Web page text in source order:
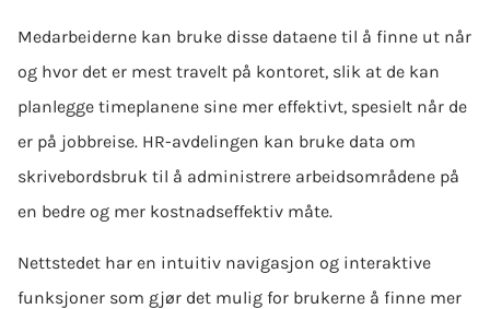
Medarbeiderne kan bruke disse dataene til å finne ut når
og hvor det er mest travelt på kontoret, slik at de kan
planlegge timeplanene sine mer effektivt, spesielt når de
er på jobbreise. HR-avdelingen kan bruke data om
skrivebordsbruk til å administrere arbeidsområdene på
en bedre og mer kostnadseffektiv måte.
Nettstedet har en intuitiv navigasjon og interaktive
funksjoner som gjør det mulig for brukerne å finne mer